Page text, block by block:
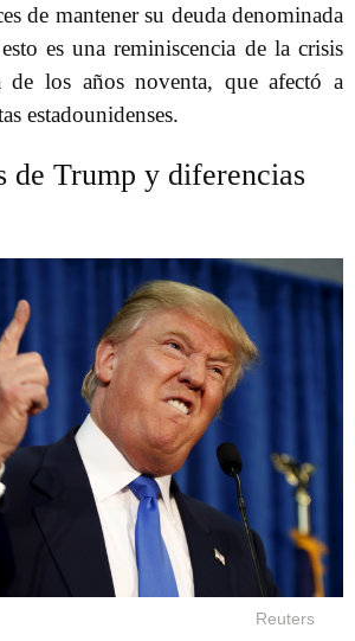
de mantener su deuda denominada
es una reminiscencia de la crisis
de los años noventa, que afectó a
estadounidenses.
de Trump y diferencias
Reuters